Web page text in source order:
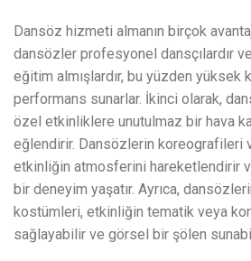
Dansöz hizmeti almanın birçok
dansözler profesyonel dansçılardır
eğitim almışlardır, bu yüzden yüksek
performans sunarlar. İkinci olarak,
özel etkinliklere unutulmaz bir hava
eğlendirir. Dansözlerin koreografileri
etkinliğin atmosferini hareketlendirir
bir deneyim yaşatır. Ayrıca,
kostümleri, etkinliğin tematik veya
sağlayabilir ve görsel bir şölen